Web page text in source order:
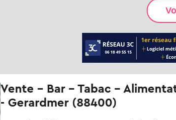
Vente - Bar - Tabac - Alimentation - Epicerie - FDJ - Loto - PMU - Presse
- Gerardmer (88400)